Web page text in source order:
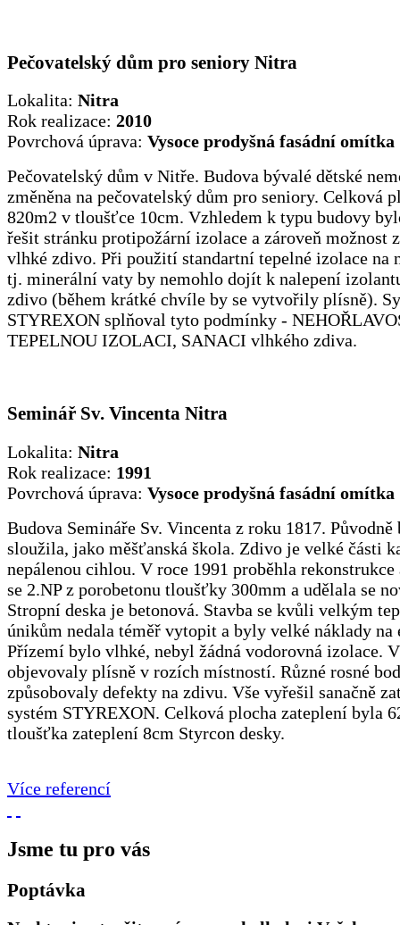
Pečovatelský dům pro seniory Nitra
Lokalita: Nitra
Rok realizace: 2010
Povrchová úprava: Vysoce prodyšná fasádní omítka
Pečovatelský dům v Nitře. Budova bývalé dětské
změněna na pečovatelský dům pro seniory. Celková
820m2 v tloušťce 10cm. Vzhledem k typu budovy
řešit stránku protipožární izolace a zároveň možnost
vlhké zdivo. Při použití standartní tepelné izolace na
tj. minerální vaty by nemohlo dojít k nalepení
zdivo (během krátké chvíle by se vytvořily plísně).
STYREXON splňoval tyto podmínky -
TEPELNOU IZOLACI, SANACI vlhkého zdiva.
Seminář Sv. Vincenta Nitra
Lokalita: Nitra
Rok realizace: 1991
Povrchová úprava: Vysoce prodyšná fasádní omítka
Budova Semináře Sv. Vincenta z roku 1817. Původně
sloužila, jako měšťanská škola. Zdivo je velké části
nepálenou cihlou. V roce 1991 proběhla
se 2.NP z porobetonu tloušťky 300mm a udělala se
Stropní deska je betonová. Stavba se kvůli velkým
únikům nedala téměř vytopit a byly velké náklady na
Přízemí bylo vlhké, nebyl žádná vodorovná izolace.
objevovaly plísně v rozích místností. Různé rosné
způsobovaly defekty na zdivu. Vše vyřešil sanačně
systém STYREXON. Celková plocha zateplení byla
tloušťka zateplení 8cm Styrcon desky.
Více referencí
Jsme tu pro vás
Poptávka